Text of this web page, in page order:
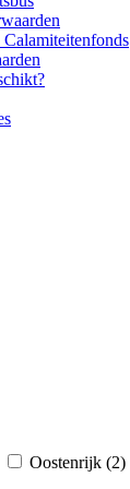
Oostenrijk (2)